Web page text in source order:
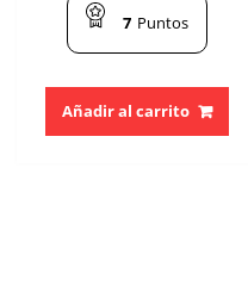
7 Puntos
Añadir al carrito